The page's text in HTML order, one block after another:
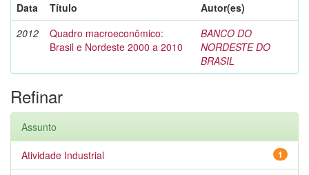
Data
Título
Autor(es)
2012
Quadro macroeconômico:
Brasil e Nordeste 2000 a 2010
BANCO DO
NORDESTE DO
BRASIL
Refinar
Assunto
1
Atividade Industrial